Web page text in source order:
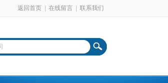
返回首页 在线留言 联系我们